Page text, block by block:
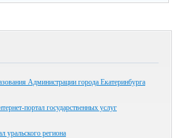
Администрации города Екатеринбурга
портал государственных услуг
уральского региона